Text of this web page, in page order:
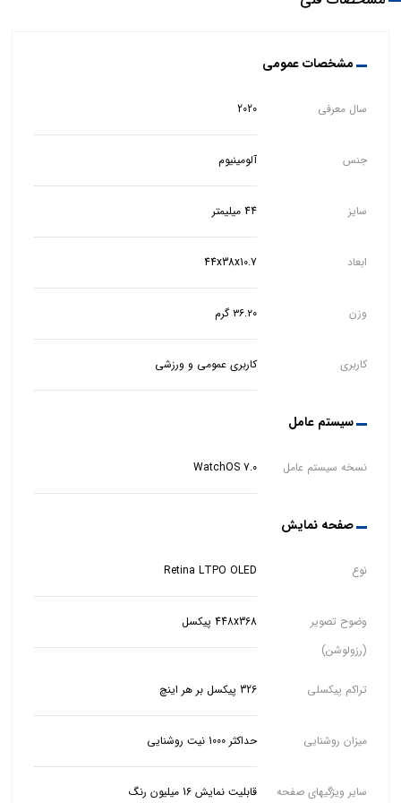
مشخصات عمومی
سال معرفی 2020
جنس آلومینیوم
سایز 44 میلیمتر
ابعاد 44x38x10.7
وزن ۳۶.۲۰ گرم
کاربری کاربری عمومی و ورزشی
سیستم عامل
نسخه سیستم عامل WatchOS 7.0
صفحه نمایش
نوع Retina LTPO OLED
وضوح تصویر
(رزولوشن)
448x368 پیکسل
تراکم پیکسلی 326 پیکسل بر هر اینچ
میزان روشنایی حداکثر 1000 نیت روشنایی
سایر ویژگیهای صفحه قابلیت نمایش 16 میلیون رنگ